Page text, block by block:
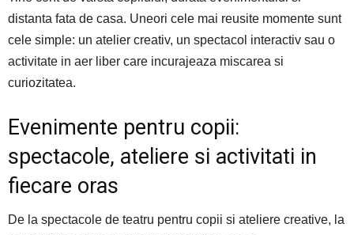
distanta fata de casa. Uneori cele mai reusite momente sunt
cele simple: un atelier creativ, un spectacol interactiv sau o
activitate in aer liber care incurajeaza miscarea si
curiozitatea.
Evenimente pentru copii:
spectacole, ateliere si activitati in
fiecare oras
De la spectacole de teatru pentru copii si ateliere creative, la